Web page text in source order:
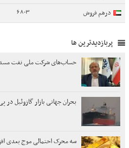
درهم فروش 6803
پربازدیدترین ها
حساب‌های شرکت ملی نفت
بحران جهانی بازار گازوئیل در
سه محرک احتمالی موج بعدی